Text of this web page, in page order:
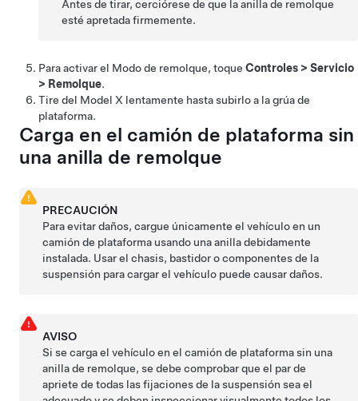
Antes de tirar, cerciórese de que la anilla de remolque
esté apretada firmemente.
Para activar el Modo de remolque, toque Controles > Servicio
> Remolque.
Tire del Model X lentamente hasta subirlo a la grúa de
plataforma.
Carga en el camión de plataforma sin
una anilla de remolque
PRECAUCIÓN
Para evitar daños, cargue únicamente el vehículo en un
camión de plataforma usando una anilla debidamente
instalada. Usar el chasis, bastidor o componentes de la
suspensión para cargar el vehículo puede causar daños.
AVISO
Si se carga el vehículo en el camión de plataforma sin una
anilla de remolque, se debe comprobar que el par de
apriete de todas las fijaciones de la suspensión sea el